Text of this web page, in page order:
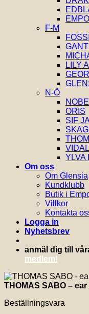
F-M
GANT
LILY
N-Ö
ORIS
SIF
YLVA
Om oss
Om Glensia
Kundklubb
Butik i
Villkor
Kontakta
Logga in
Nyhetsbrev
anmäl dig till
medlem!
THOMAS SABO –
Beställningsvara